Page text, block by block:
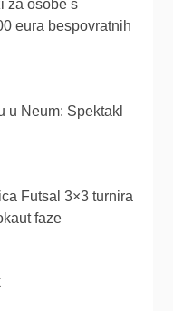
za osobe s
eura bespovratnih
u Neum: Spektakl
Futsal 3×3 turnira
faze